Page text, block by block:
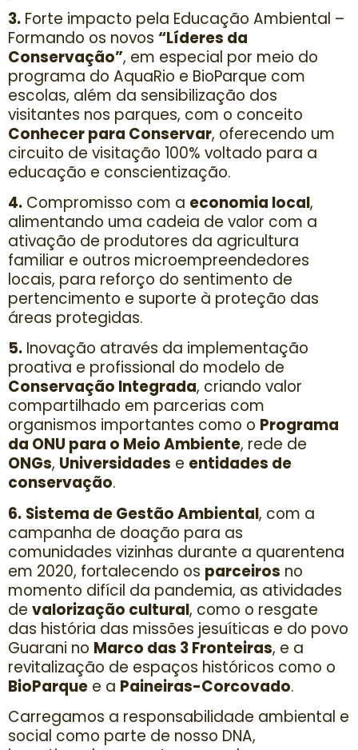
3. Forte impacto pela Educação Ambiental –
Formando os novos “Líderes da
Conservação”, em especial por meio do
programa do AquaRio e BioParque com
escolas, além da sensibilização dos
visitantes nos parques, com o conceito
Conhecer para Conservar, oferecendo um
circuito de visitação 100% voltado para a
educação e conscientização.
4. Compromisso com a economia local,
alimentando uma cadeia de valor com a
ativação de produtores da agricultura
familiar e outros microempreendedores
locais, para reforço do sentimento de
pertencimento e suporte à proteção das
áreas protegidas.
5. Inovação através da implementação
proativa e profissional do modelo de
Conservação Integrada, criando valor
compartilhado em parcerias com
organismos importantes como o Programa
da ONU para o Meio Ambiente, rede de
ONGs, Universidades e entidades de
conservação.
6. Sistema de Gestão Ambiental, com a
campanha de doação para as
comunidades vizinhas durante a quarentena
em 2020, fortalecendo os parceiros no
momento difícil da pandemia, as atividades
de valorização cultural, como o resgate
das história das missões jesuíticas e do povo
Guarani no Marco das 3 Fronteiras, e a
revitalização de espaços históricos como o
BioParque e a Paineiras-Corcovado.
Carregamos a responsabilidade ambiental e
social como parte de nosso DNA,